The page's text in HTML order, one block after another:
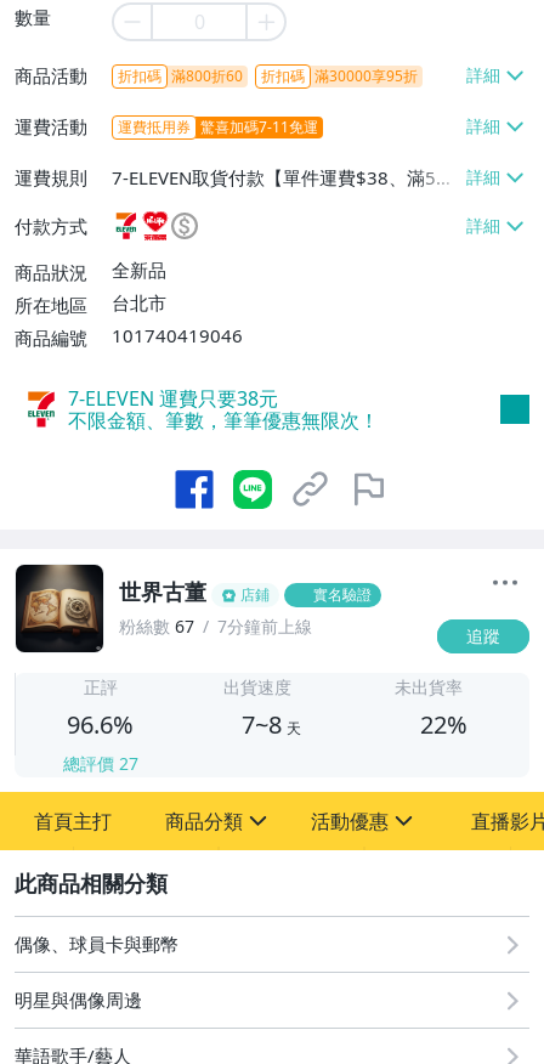
數量
商品活動 折扣碼 滿800折60 折扣碼 滿30000享95折
運費活動 運費抵用券 驚喜加碼7-11免運
運費規則
7-ELEVEN取貨付款【單件運費$38、滿5件
或消費滿$1298免運費】、7-ELEVEN取貨
不付款【免運費】、萊爾富取貨付款【單件
運費$60、滿5件或消費滿$1298免運
費】、宅配/貨運【單件運費$120、滿5件
付款方式
商品狀況
全新品
所在地區
台北市
商品編號
101740419046
7-ELEVEN 運費只要38元
不限金額、筆數，筆筆優惠無限次！
世界古董 店鋪 實名驗證
粉絲數 67 7分鐘前上線 追蹤
正評
96.6%
總評價 27
出貨速度
7~8 天
未出貨率
22%
首頁主打 商品分類
其它
活動優惠
[全店] 粉絲專享
[全店] 周年慶
直播影
偶像、球員卡與郵幣
明星與偶像周邊
華語歌手/藝人